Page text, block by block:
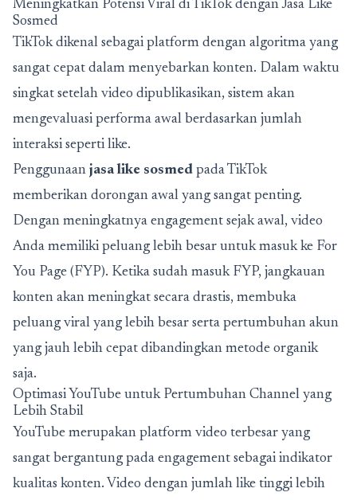
Meningkatkan Potensi Viral di TikTok dengan Jasa Like
Sosmed
TikTok dikenal sebagai platform dengan algoritma yang
sangat cepat dalam menyebarkan konten. Dalam waktu
singkat setelah video dipublikasikan, sistem akan
mengevaluasi performa awal berdasarkan jumlah
interaksi seperti like.
Penggunaan jasa like sosmed pada TikTok
memberikan dorongan awal yang sangat penting.
Dengan meningkatnya engagement sejak awal, video
Anda memiliki peluang lebih besar untuk masuk ke For
You Page (FYP). Ketika sudah masuk FYP, jangkauan
konten akan meningkat secara drastis, membuka
peluang viral yang lebih besar serta pertumbuhan akun
yang jauh lebih cepat dibandingkan metode organik
saja.
Optimasi YouTube untuk Pertumbuhan Channel yang
Lebih Stabil
YouTube merupakan platform video terbesar yang
sangat bergantung pada engagement sebagai indikator
kualitas konten. Video dengan jumlah like tinggi lebih